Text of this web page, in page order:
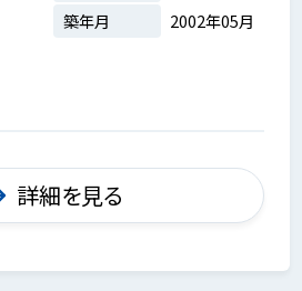
築年月 2002年05月
詳細を見る